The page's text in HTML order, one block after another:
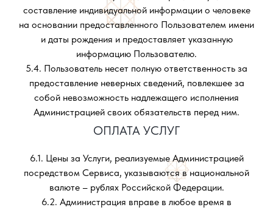
составление индивидуальной информации о человеке
на основании предоставленного Пользователем имени
и даты рождения и предоставляет указанную
информацию Пользователю.
5.4. Пользователь несет полную ответственность за
предоставление неверных сведений, повлекшее за
собой невозможность надлежащего исполнения
Администрацией своих обязательств перед ним.
ОПЛАТА УСЛУГ
6.1. Цены за Услуги, реализуемые Администрацией
посредством Сервиса, указываются в национальной
валюте – рублях Российской Федерации.
6.2. Администрация вправе в любое время в